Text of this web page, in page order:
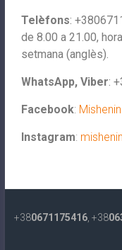
Telèfons:
de 8.00 a 21.00,
setmana (anglès).
WhatsApp, Viber:
Facebook:
Instagram:
+380671175416, +38